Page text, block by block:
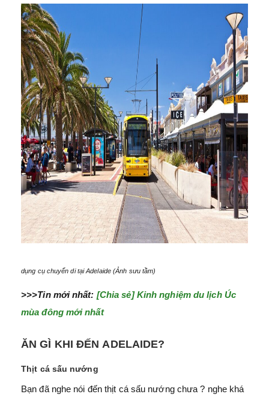
dụng cụ chuyển di tại Adelaide (Ảnh sưu tầm)
>>>Tin mới nhất: [Chia sẻ] Kinh nghiệm du lịch Úc
mùa đông mới nhất
ĂN GÌ KHI ĐẾN ADELAIDE?
Thịt cá sấu nướng
Bạn đã nghe nói đến thịt cá sấu nướng chưa ? nghe khá